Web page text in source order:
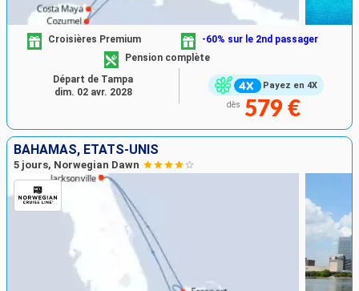
Payez en 4X
Croisières Premium
-60% sur le 2nd passager
Pension complète
dès 579 €
Départ de Tampa
dim. 02 avr. 2028
BAHAMAS, ÉTATS-UNIS
5 jours, Norwegian Dawn